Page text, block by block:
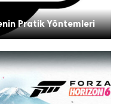
Pratik Yöntemleri